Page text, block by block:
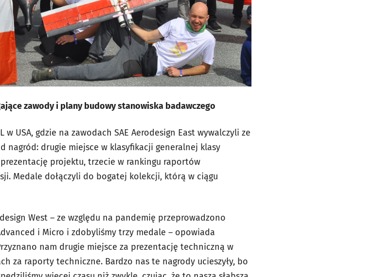
zawody i plany budowy stanowiska badawczego
w USA, gdzie na zawodach SAE Aerodesign East wywalczyli ze
nagród: drugie miejsce w klasyfikacji generalnej klasy
projektu, trzecie w rankingu raportów
Medale dołączyli do bogatej kolekcji, którą w ciągu
West – ze względu na pandemię przeprowadzono
i Micro i zdobyliśmy trzy medale – opowiada
nam drugie miejsce za prezentację techniczną w
za raporty techniczne. Bardzo nas te nagrody ucieszyły, bo